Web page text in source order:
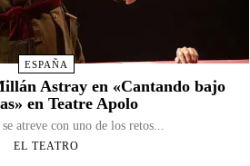
ESPAÑA
Astray en «Cantando bajo
en Teatre Apolo
atreve con uno de los retos...
EL TEATRO